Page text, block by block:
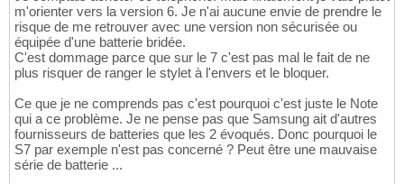
m'orienter vers la version 6. Je n'ai aucune envie de prendre le
risque de me retrouver avec une version non sécurisée ou
équipée d'une batterie bridée.
C'est dommage parce que sur le 7 c'est pas mal le fait de ne
plus risquer de ranger le stylet à l'envers et le bloquer.
Ce que je ne comprends pas c'est pourquoi c'est juste le Note
qui a ce problème. Je ne pense pas que Samsung ait d'autres
fournisseurs de batteries que les 2 évoqués. Donc pourquoi le
S7 par exemple n'est pas concerné ? Peut être une mauvaise
série de batterie ...